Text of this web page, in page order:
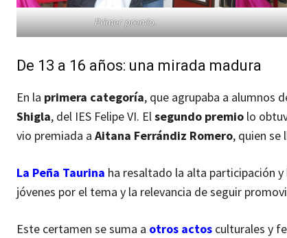
Primer premio.
De 13 a 16 años: una mirada madura
En la primera categoría, que agrupaba a alumnos
Shigla, del IES Felipe VI. Elsegundo premio lo
vio premiada a Aitana Ferrándiz Romero, quien se
La Peña Taurina ha resaltado la alta participación
jóvenes por el tema y la relevancia de seguir
Este certamen se suma a otros actos culturales y